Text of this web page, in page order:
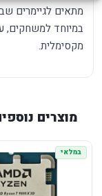
במיוחד למשחקים,
מקסימלית.
מוצרים
במלאי